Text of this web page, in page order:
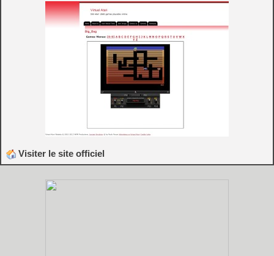
Visiter le site officiel